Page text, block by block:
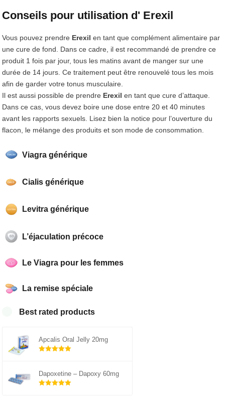
Viagra générique
Cialis générique
Levitra générique
L’éjaculation précoce
Le Viagra pour les femmes
La remise spéciale
Best rated products
Apcalis Oral Jelly 20mg
Dapoxetine – Dapoxy 60mg
Conseils pour utilisation d' Erexil
Vous pouvez prendre Erexil en tant que complément alimentaire par
une cure de fond. Dans ce cadre, il est recommandé de prendre ce
produit 1 fois par jour, tous les matins avant de manger sur une
durée de 14 jours. Ce traitement peut être renouvelé tous les mois
afin de garder votre tonus musculaire.
Il est aussi possible de prendre Erexil en tant que cure d’attaque.
Dans ce cas, vous devez boire une dose entre 20 et 40 minutes
avant les rapports sexuels. Lisez bien la notice pour l’ouverture du
flacon, le mélange des produits et son mode de consommation.